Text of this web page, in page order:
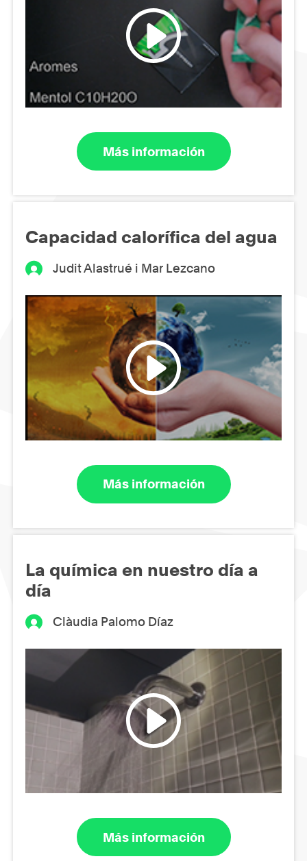
Más información
Capacidad calorífica del agua
Judit Alastrué i Mar Lezcano
Más información
La química en nuestro día a
día
Clàudia Palomo Díaz
Más información